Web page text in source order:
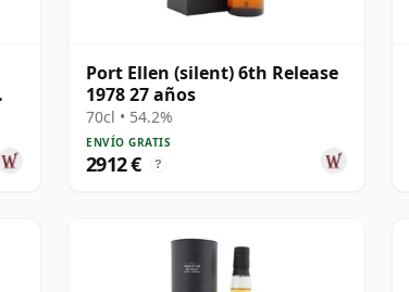
Port Ellen (silent) 6th Release
1978 27 años
70cl • 54.2%
ENVÍO GRATIS
2912 € ?